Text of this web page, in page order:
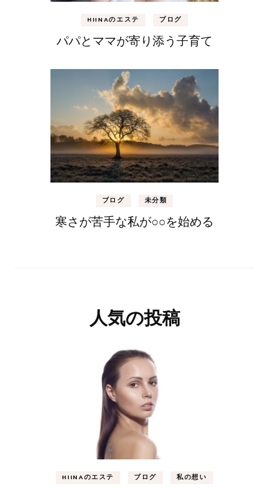
HIINAのエステ ブログ
パパとママが寄り添う子育て
ブログ 未分類
寒さが苦手な私が○○を始める
人気の投稿
HIINAのエステ ブログ 私の想い